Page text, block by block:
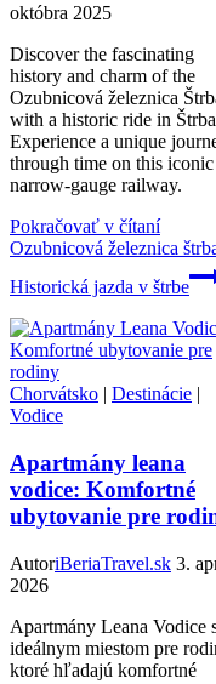
októbra 2025
Discover the fascinating
history and charm of the
Ozubnicová železnica
with a historic ride in
Experience a unique
through time on this iconic
narrow-gauge railway.
Pokračovať v čítaní
Ozubnicová železnica
Historická jazda v štrbe
Chorvátsko | Destinácie |
Vodice
Apartmány leana
vodice: Komfortné
ubytovanie pre
AutoriBeriaTravel.sk 3.
2026
Apartmány Leana Vodice
ideálnym miestom pre
ktoré hľadajú komfortné